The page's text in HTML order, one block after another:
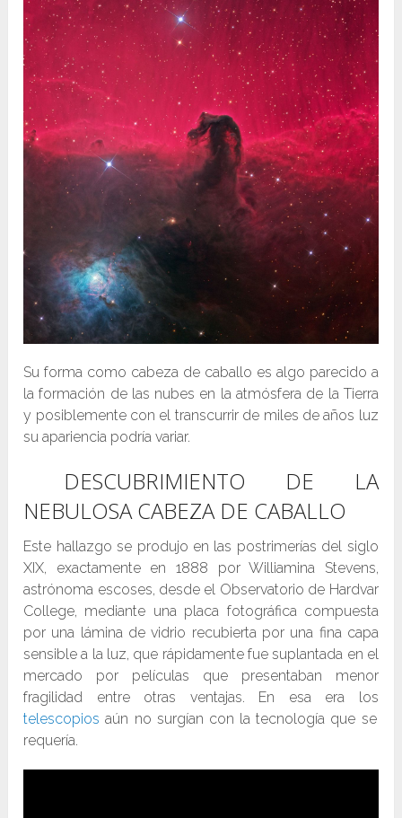
Su forma como cabeza de caballo es algo parecido a
la formación de las nubes en la atmósfera de la Tierra
y posiblemente con el transcurrir de miles de años luz
su apariencia podría variar.
DESCUBRIMIENTO DE LA
NEBULOSA CABEZA DE CABALLO
Este hallazgo se produjo en las postrimerías del siglo
XIX, exactamente en 1888 por Williamina Stevens,
astrónoma escoses, desde el Observatorio de Hardvar
College, mediante una placa fotográfica compuesta
por una lámina de vidrio recubierta por una fina capa
sensible a la luz, que rápidamente fue suplantada en el
mercado por películas que presentaban menor
fragilidad entre otras ventajas. En esa era los
telescopios aún no surgían con la tecnología que se
requería.